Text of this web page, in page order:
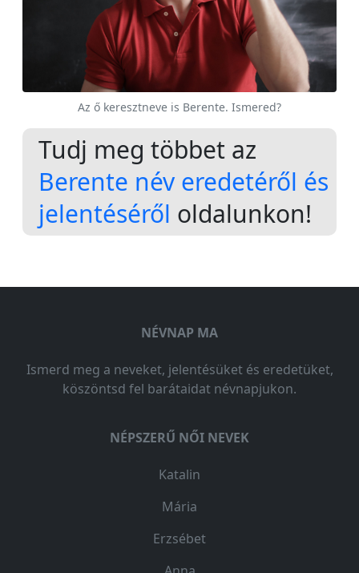
Az ő keresztneve is Berente. Ismered?
Tudj meg többet az
Berente név eredetéről és
jelentéséről oldalunkon!
NÉVNAP MA
Ismerd meg a neveket, jelentésüket és eredetüket,
köszöntsd fel barátaidat névnapjukon.
NÉPSZERŰ NŐI NEVEK
Katalin
Mária
Erzsébet